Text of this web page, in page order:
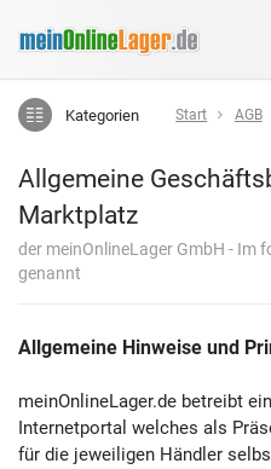
Kategorien Start AGB
Allgemeine
Marktplatz
der meinOnlineLager GmbH - Im
genannt
Allgemeine Hinweise und
meinOnlineLager.de betreibt
Internetportal welches als
für die jeweiligen Händler